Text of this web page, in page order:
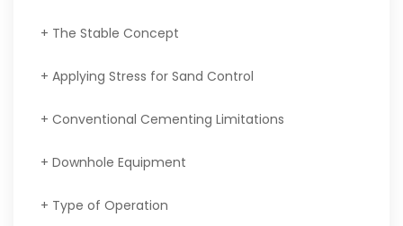
+ The Stable Concept
+ Applying Stress for Sand Control
+ Conventional Cementing Limitations
+ Downhole Equipment
+ Type of Operation